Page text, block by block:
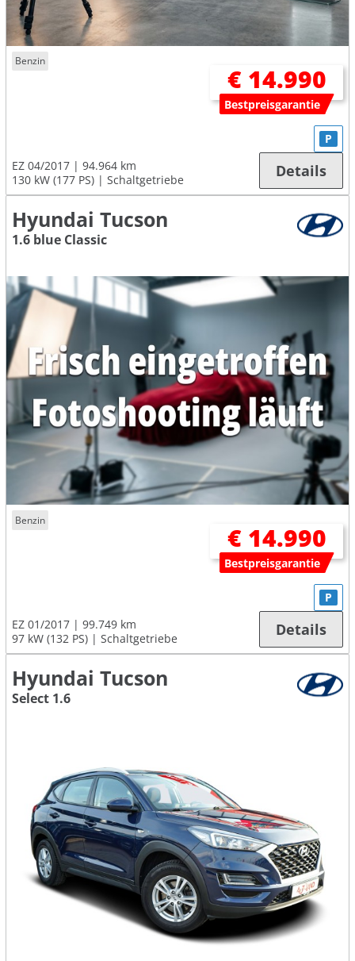
Benzin
€ 14.990
Bestpreisgarantie
EZ 04/2017
94.964 km
130 kW (177 PS)
Schaltgetriebe
P
Details
Hyundai Tucson
1.6 blue Classic
Benzin
€ 14.990
Bestpreisgarantie
EZ 01/2017
99.749 km
97 kW (132 PS)
Schaltgetriebe
P
Details
Hyundai Tucson
Select 1.6